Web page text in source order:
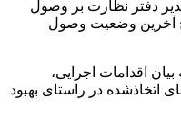
دفتر نظارت بر وصول
آخرین وضعیت وصول
اقدامات اجرایی،
اتخاذشده در راستای بهبود